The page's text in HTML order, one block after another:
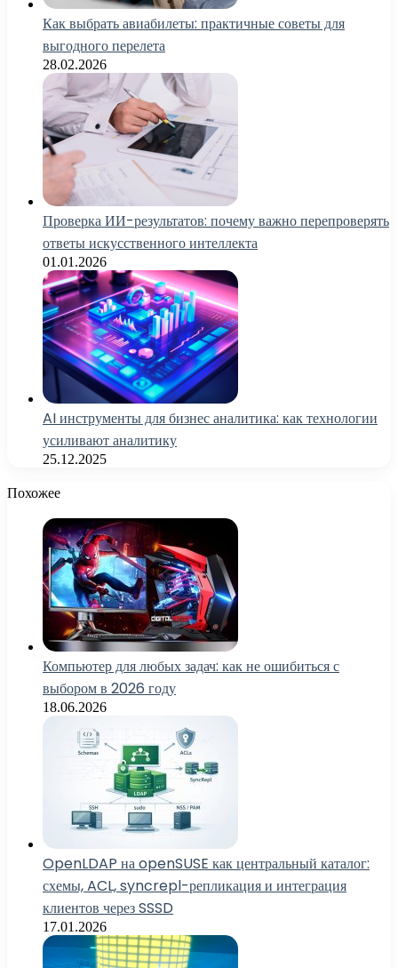
Как выбрать авиабилеты: практичные советы для
выгодного перелета
28.02.2026
Проверка ИИ-результатов: почему важно перепроверять
ответы искусственного интеллекта
01.01.2026
AI инструменты для бизнес аналитика: как технологии
усиливают аналитику
25.12.2025
Похожее
Компьютер для любых задач: как не ошибиться с
выбором в 2026 году
18.06.2026
OpenLDAP на openSUSE как центральный каталог:
схемы, ACL, syncrepl-репликация и интеграция
клиентов через SSSD
17.01.2026